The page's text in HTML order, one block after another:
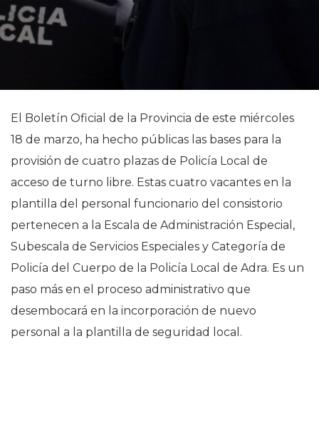
El Boletín Oficial de la Provincia de este miércoles
18 de marzo, ha hecho públicas las bases para la
provisión de cuatro plazas de Policía Local de
acceso de turno libre. Estas cuatro vacantes en la
plantilla del personal funcionario del consistorio
pertenecen a la Escala de Administración Especial,
Subescala de Servicios Especiales y Categoría de
Policía del Cuerpo de la Policía Local de Adra. Es un
paso más en el proceso administrativo que
desembocará en la incorporación de nuevo
personal a la plantilla de seguridad local.